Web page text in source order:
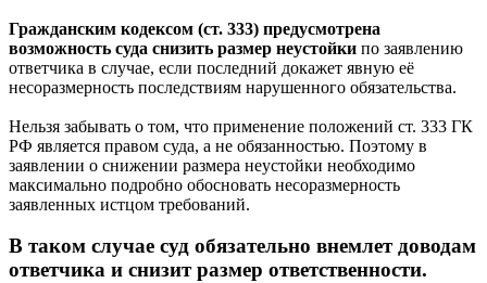
Гражданским кодексом (ст. 333) предусмотрена
возможность суда снизить размер неустойки по заявлению
ответчика в случае, если последний докажет явную её
несоразмерность последствиям нарушенного обязательства.
Нельзя забывать о том, что применение положений ст. 333 ГК
РФ является правом суда, а не обязанностью. Поэтому в
заявлении о снижении размера неустойки необходимо
максимально подробно обосновать несоразмерность
заявленных истцом требований.
В таком случае суд обязательно внемлет доводам
ответчика и снизит размер ответственности.